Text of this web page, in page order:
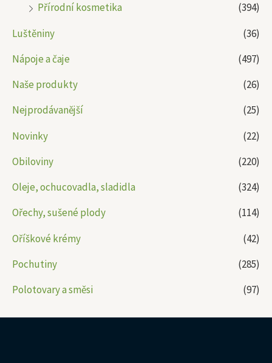
Přírodní kosmetika
(394)
Luštěniny
(36)
Nápoje a čaje
(497)
Naše produkty
(26)
Nejprodávanější
(25)
Novinky
(22)
Obiloviny
(220)
Oleje, ochucovadla, sladidla
(324)
Ořechy, sušené plody
(114)
Oříškové krémy
(42)
Pochutiny
(285)
Polotovary a směsi
(97)